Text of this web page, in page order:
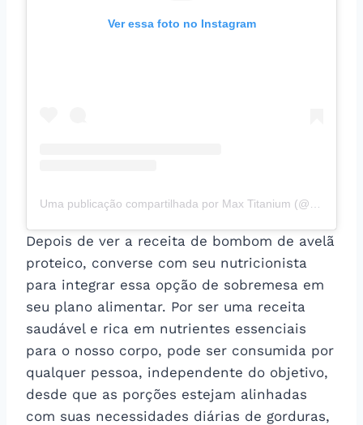
Ver essa foto no Instagram
Depois de ver a receita de bombom de avelã
proteico, converse com seu nutricionista
para integrar essa opção de sobremesa em
seu plano alimentar. Por ser uma receita
saudável e rica em nutrientes essenciais
para o nosso corpo, pode ser consumida por
qualquer pessoa, independente do objetivo,
desde que as porções estejam alinhadas
com suas necessidades diárias de gorduras,